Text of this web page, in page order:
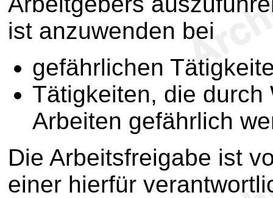
ist anzuwenden bei
gefährlichen
Tätigkeiten, die durch
Arbeiten gefährlich
Die Arbeitsfreigabe ist
einer hierfür